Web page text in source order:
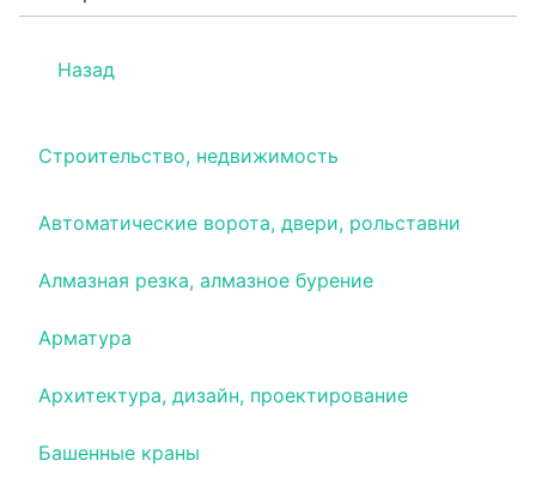
Назад
Строительство, недвижимость
Автоматические ворота, двери, рольставни
Алмазная резка, алмазное бурение
Арматура
Архитектура, дизайн, проектирование
Башенные краны